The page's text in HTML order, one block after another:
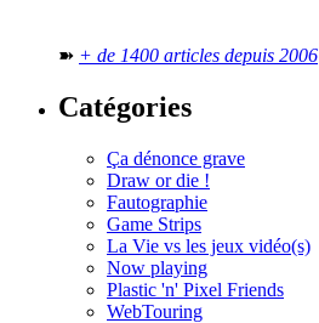
➽ + de 1400 articles depuis 2006
Catégories
Ça dénonce grave
Draw or die !
Fautographie
Game Strips
La Vie vs les jeux vidéo(s)
Now playing
Plastic 'n' Pixel Friends
WebTouring